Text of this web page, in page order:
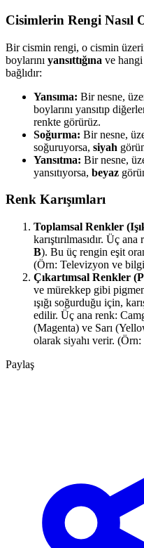
Cisimlerin Rengi Nasıl
Bir cismin rengi, o cismin
boylarını yansıttığına ve hangi
bağlıdır:
Yansıma: Bir nesne,
boylarını yansıtıp
renkte görürüz.
Soğurma: Bir nesne,
soğuruyorsa, siyah
Yansıtma: Bir nesne,
yansıtıyorsa, beyaz
Renk Karışımları
Toplamsal Renkler
karıştırılmasıdır. Üç
B). Bu üç rengin eşit
(Örn: Televizyon ve
Çıkartımsal Renkler
ve mürekkep gibi
ışığı soğurduğu için,
edilir. Üç ana renk:
(Magenta) ve Sarı
olarak siyahı verir. (Örn:
Paylaş